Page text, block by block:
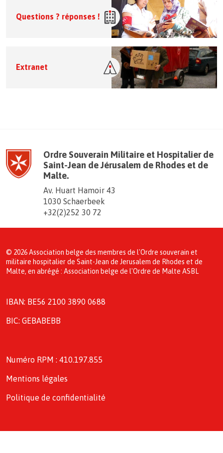
Questions ? réponses !
Extranet
Ordre Souverain Militaire et Hospitalier de
Saint-Jean de Jérusalem de Rhodes et de
Malte.
Av. Huart Hamoir 43
1030 Schaerbeek
+32(2)252 30 72
© 2026 Association belge des membres de l'Ordre souverain et
militaire hospitalier de Saint-Jean de Jerusalem de Rhodes et de
Malte, en abrégé : Association belge de l'Ordre de Malte ASBL
IBAN: BE56 2100 3890 0688
BIC: GEBABEBB
Numéro RPM : 410.197.855
Mentions légales
Politique de confidentialité